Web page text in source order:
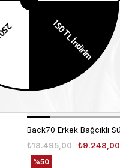
₺9.248,00
₺18.495,00
%50